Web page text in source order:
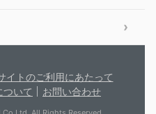
イトのご利用にあたって
ついて
お問い合わせ